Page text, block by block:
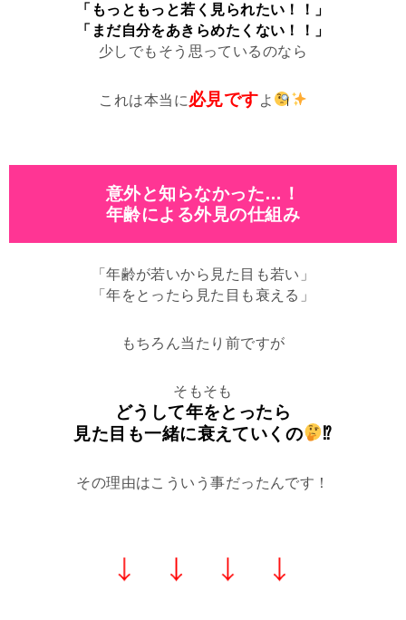
「もっともっと若く見られたい！！」
「まだ自分をあきらめたくない！！」
少しでもそう思っているのなら
これは本当に必見ですよ
意外と知らなかった…！
年齢による外見の仕組み
「年齢が若いから見た目も若い」
「年をとったら見た目も衰える」
もちろん当たり前ですが
そもそも
どうして年をとったら
見た目も一緒に衰えていくの
⁉
その理由はこういう事だったんです！